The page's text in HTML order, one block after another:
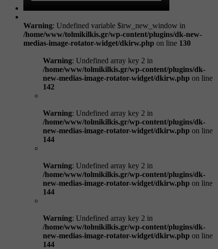
Warning: Undefined variable $irw_new_window in
/home/www/tolmikilkis.gr/wp-content/plugins/dk-new-
medias-image-rotator-widget/dkirw.php on line 130
Warning: Undefined array key 2 in
/home/www/tolmikilkis.gr/wp-content/plugins/dk-
new-medias-image-rotator-widget/dkirw.php on line
142
Warning: Undefined array key 2 in
/home/www/tolmikilkis.gr/wp-content/plugins/dk-
new-medias-image-rotator-widget/dkirw.php on line
144
Warning: Undefined array key 2 in
/home/www/tolmikilkis.gr/wp-content/plugins/dk-
new-medias-image-rotator-widget/dkirw.php on line
144
Warning: Undefined array key 2 in
/home/www/tolmikilkis.gr/wp-content/plugins/dk-
new-medias-image-rotator-widget/dkirw.php on line
144